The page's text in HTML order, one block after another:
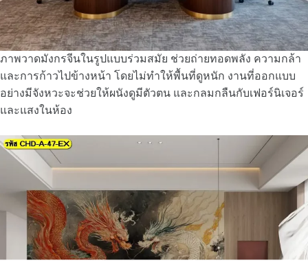
ภาพวาดมังกรจีนในรูปแบบร่วมสมัย ช่วยถ่ายทอดพลัง ความกล้า
และการก้าวไปข้างหน้า โดยไม่ทำให้พื้นที่ดูหนัก งานที่ออกแบบ
อย่างมีจังหวะจะช่วยให้ผนังดูมีตัวตน และกลมกลืนกับเฟอร์นิเจอร์
และแสงในห้อง